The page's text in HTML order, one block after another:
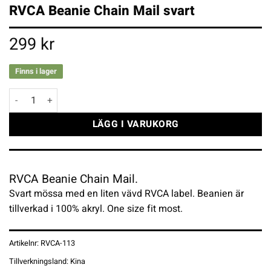
RVCA Beanie Chain Mail svart
299 kr
Finns i lager
RVCA Beanie Chain Mail svart mängd
LÄGG I VARUKORG
RVCA Beanie Chain Mail.
Svart mössa med en liten vävd RVCA label. Beanien är
tillverkad i 100% akryl. One size fit most.
Artikelnr: RVCA-113
Tillverkningsland: Kina